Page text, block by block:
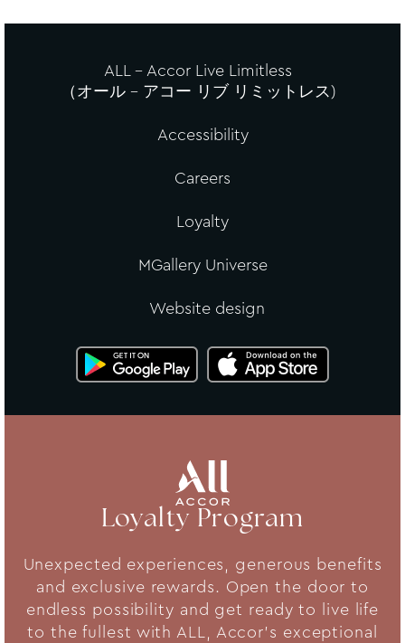
ALL - Accor Live Limitless
（オール – アコー リブ リミットレス)
Accessibility
Careers
Loyalty
MGallery Universe
Website design
Loyalty Program
Unexpected experiences, generous benefits
and exclusive rewards. Open the door to
endless possibility and get ready to live life
to the fullest with ALL, Accor's exceptional